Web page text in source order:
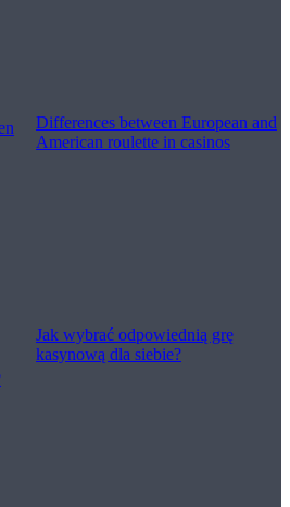
Differences between European and
American roulette in casinos
Jak wybrać odpowiednią grę
kasynową dla siebie?